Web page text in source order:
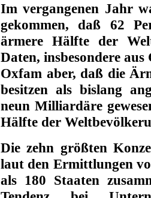
Im vergangenen Jahr
gekommen, daß 62
ärmere Hälfte der
Daten, insbesondere
Oxfam aber, daß die
besitzen als bislang
neun Milliardäre
Hälfte der
Die zehn größten
laut den Ermittlungen
als 180 Staaten